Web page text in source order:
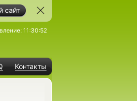
сайт
Контакты
11:30:52